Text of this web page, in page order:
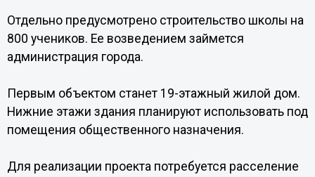
Отдельно предусмотрено строительство школы на
800 учеников. Ее возведением займется
администрация города.
Первым объектом станет 19-этажный жилой дом.
Нижние этажи здания планируют использовать под
помещения общественного назначения.
Для реализации проекта потребуется расселение